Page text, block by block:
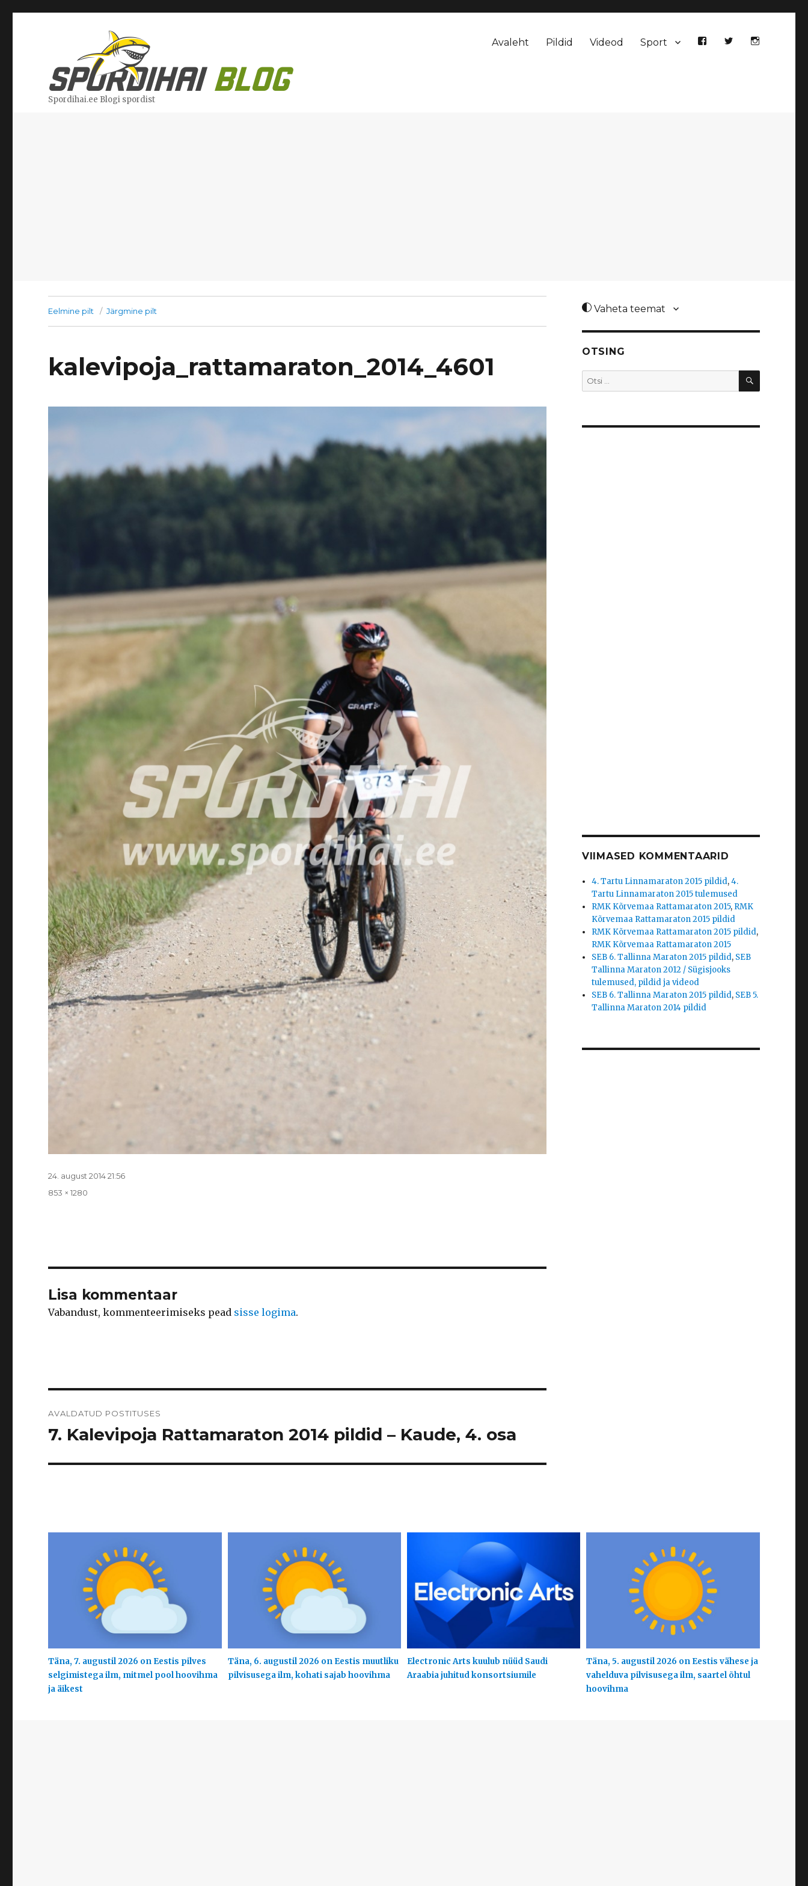
Spordihai.ee Blogi spordist
Avaleht Pildid Videod Sport
Eelmine pilt Järgmine pilt
kalevipoja_rattamaraton_2014_4601
Postitatud
24. august 2014 21:56
Täissuurus
853 × 1280
Lisa kommentaar
Vabandust, kommenteerimiseks pead sisse logima.
AVALDATUD POSTITUSES
7. Kalevipoja Rattamaraton 2014 pildid – Kaude, 4. osa
Vaheta teemat
OTSING
Otsi: OTSI
VIIMASED KOMMENTAARID
4. Tartu Linnamaraton 2015 pildid,4.
Tartu Linnamaraton 2015 tulemused
RMK Kõrvemaa Rattamaraton 2015, RMK
Kõrvemaa Rattamaraton 2015 pildid
RMK Kõrvemaa Rattamaraton 2015 pildid,
RMK Kõrvemaa Rattamaraton 2015
SEB 6. Tallinna Maraton 2015 pildid, SEB
Tallinna Maraton 2012 / Sügisjooks
tulemused, pildid ja videod
SEB 6. Tallinna Maraton 2015 pildid, SEB 5.
Tallinna Maraton 2014 pildid
Täna, 7. augustil 2026 on Eestis pilves
selgimistega ilm, mitmel pool hoovihma
ja äikest
Täna, 6. augustil 2026 on Eestis muutliku
pilvisusega ilm, kohati sajab hoovihma
Electronic Arts kuulub nüüd Saudi
Araabia juhitud konsortsiumile
Täna, 5. augustil 2026 on Eestis vähese ja
vahelduva pilvisusega ilm, saartel õhtul
hoovihma